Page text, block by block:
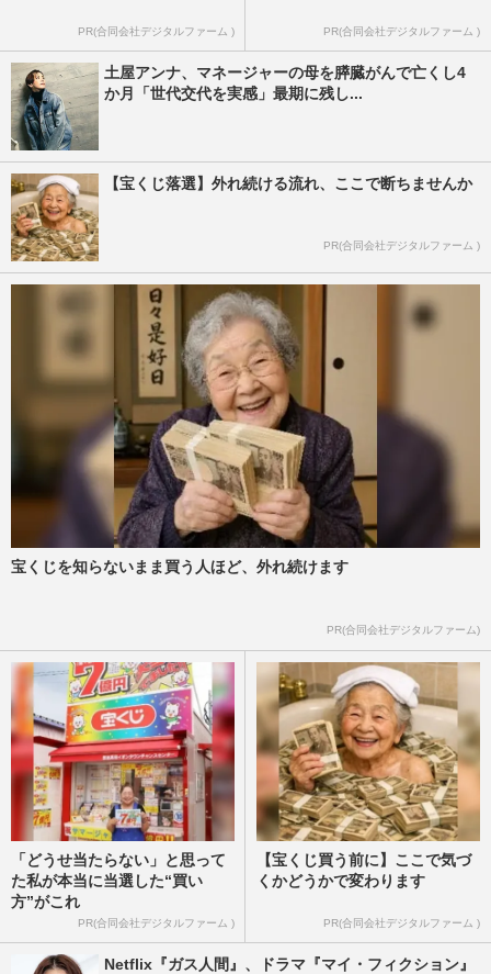
PR(合同会社デジタルファーム ) PR(合同会社デジタルファーム )
土屋アンナ、マネージャーの母を膵臓がんで亡くし4
か月「世代交代を実感」最期に残し...
【宝くじ落選】外れ続ける流れ、ここで断ちませんか
PR(合同会社デジタルファーム )
宝くじを知らないまま買う人ほど、外れ続けます
PR(合同会社デジタルファーム)
「どうせ当たらない」と思って
た私が本当に当選した“買い
方”がこれ
PR(合同会社デジタルファーム )
【宝くじ買う前に】ここで気づ
くかどうかで変わります
PR(合同会社デジタルファーム )
Netflix『ガス人間』、ドラマ『マイ・フィクション』